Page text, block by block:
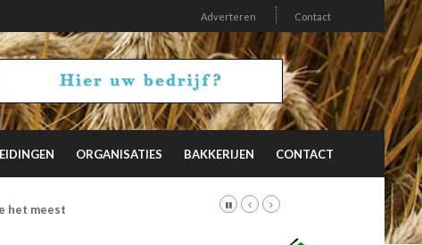
Adverteren Contact
ORGANISATIES BAKKERIJEN CONTACT
het meest